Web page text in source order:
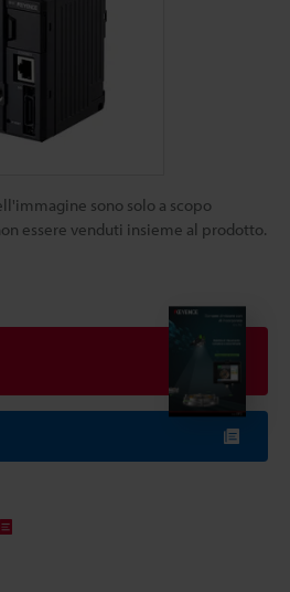
sono solo a scopo
essere venduti insieme al prodotto.